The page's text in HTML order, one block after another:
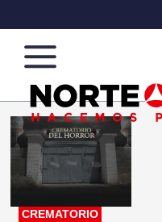
Norte
de
Ciudad
Más
que
noticias,
hacemos periodismo
CREMATORIO